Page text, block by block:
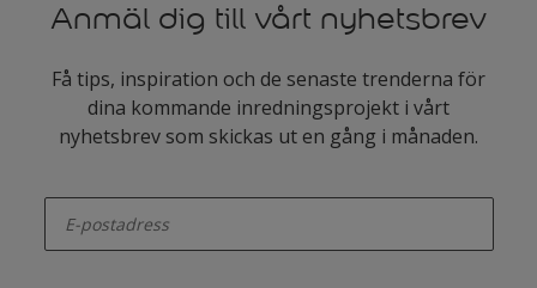
Anmäl dig till vårt nyhetsbrev
Få tips, inspiration och de senaste trenderna för
dina kommande inredningsprojekt i vårt
nyhetsbrev som skickas ut en gång i månaden.